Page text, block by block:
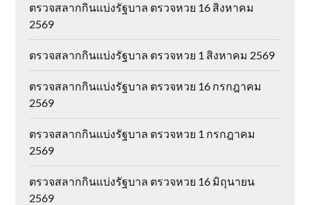
ตรวจสลากกินแบ่งรัฐบาล ตรวจหวย 16 สิงหาคม
2569
ตรวจสลากกินแบ่งรัฐบาล ตรวจหวย 1 สิงหาคม 2569
ตรวจสลากกินแบ่งรัฐบาล ตรวจหวย 16 กรกฎาคม
2569
ตรวจสลากกินแบ่งรัฐบาล ตรวจหวย 1 กรกฎาคม
2569
ตรวจสลากกินแบ่งรัฐบาล ตรวจหวย 16 มิถุนายน
2569